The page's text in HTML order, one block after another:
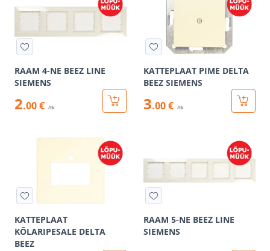
RAAM 4-NE BEEZ LINE
SIEMENS
2.00 € /tk
KATTEPLAAT PIME DELTA
BEEZ SIEMENS
3.00 € /tk
KATTEPLAAT
KÕLARIPESALE DELTA
BEEZ
RAAM 5-NE BEEZ LINE
SIEMENS